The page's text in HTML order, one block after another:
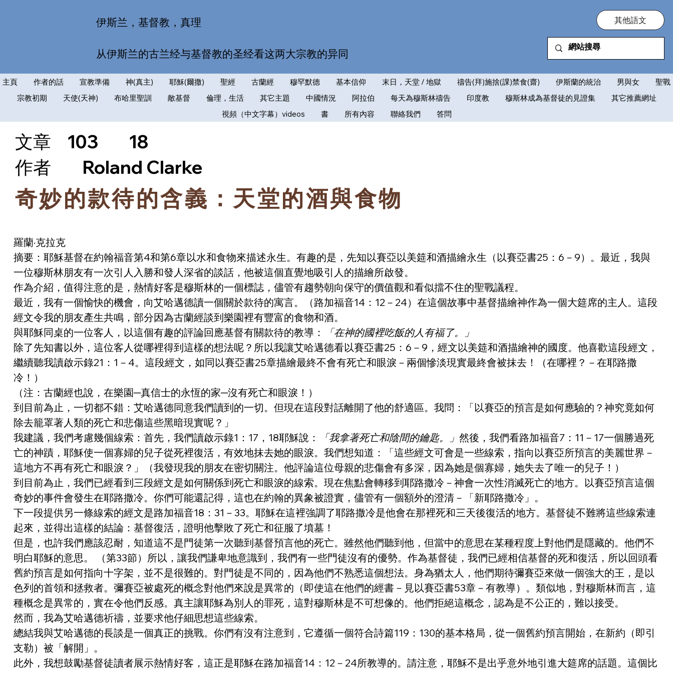
伊斯兰，基督教，真理
从伊斯兰的古兰经与基督教的圣经看这两大宗教的异同
其他語文
主頁 作者的話 宣教準備 神(真主) 耶穌(爾撒) 聖經 古蘭經 穆罕默德 基本信仰 末日，天堂 / 地獄 禱告(拜)施捨(課)禁食(齋) 伊斯蘭的統治 男與女
聖戰
宗教初期
天使(天神) 布哈里聖訓 敵基督 倫理，生活 其它主題 中國情況 阿拉伯 每天為穆斯林禱告 印度教 穆斯林成為基督徒的見證集
其它推薦網址
視頻（中文字幕）videos
書 所有內容 聯絡我們 答問
文章 103
18
​作者
Roland Clarke
奇妙的款待的含義：天堂的酒與食物
羅蘭·克拉克
摘要： 耶穌基督在約翰福音第4和第6章以水和食物來描述永生。有趣的是，先知以賽亞以美筵和酒描繪永生（以賽亞書25：6－9）。最近，我與
一位穆斯林朋友有一次引人入勝和發人深省的談話，他被這個直覺地吸引人的描繪所啟發。
作為介紹，值得注意的是，熱情好客是穆斯林的一個標誌，儘管有趨勢朝向保守的價值觀和看似擋不住的聖戰議程。
最近，我有一個愉快的機會，向艾哈邁德讀一個關於款待的寓言。（路加福音14：12－24）在這個故事中基督描繪神作為一個大筵席的主人。這段
經文令我的朋友產生共鳴，部分因為古蘭經談到樂園裡有豐富的食物和酒。
與耶穌同桌的一位客人，以這個有趣的評論回應基督有關款待的教導：
「在神的國裡吃飯的人有福了。」
除了先知書以外，這位客人從哪裡得到這樣的想法呢？所以我讓艾哈邁德看以賽亞書25：6－9，經文以美筵和酒描繪神的國度。他喜歡這段經文，
繼續聽我讀啟示錄21：1－4。這段經文，如同以賽亞書25章描繪最終不會有死亡和眼淚－兩個慘淡現實最終會被抹去！（在哪裡？－在耶路撒
冷！）
（注：古蘭經也說，在樂園─真信士的永恆的家─沒有死亡和眼淚！）
到目前為止，一切都不錯：艾哈邁德同意我們讀到的一切。但現在這段對話離開了他的舒適區。我問：「以賽亞的預言是如何應驗的？神究竟如何
除去籠罩著人類的死亡和悲傷這些黑暗現實呢？」
我建議，我們考慮幾個線索：首先，我們讀啟示錄1：17，18耶穌說：
「我拿著死亡和陰間的鑰匙。」 然後，我們看路加福音7：11－17一個勝過死
亡的神蹟，耶穌使一個寡婦的兒子從死裡復活，有效地抹去她的眼淚。我們想知道：「這些經文可會是一些線索，指向以賽亞所預言的美麗世界－
這地方不再有死亡和眼淚？」（我發現我的朋友在密切關注。他評論這位母親的悲傷會有多深，因為她是個寡婦，她失去了唯一的兒子！）
到目前為止，我們已經看到三段經文是如何關係到死亡和眼淚的線索。現在焦點會轉移到耶路撒冷－神會一次性消滅死亡的地方。以賽亞預言這個
奇妙的事件會發生在耶路撒冷。你們可能還記得，這也在約翰的異象被證實，儘管有一個額外的澄清－「新耶路撒冷」。
下一段提供另一條線索的經文是路加福音18：31－33。耶穌在這裡強調了耶路撒冷是他會在那裡死和三天後復活的地方。基督徒不難將這些線索連
起來，並得出這樣的結論：基督復活，證明他擊敗了死亡和征服了墳墓！
但是，也許我們應該忍耐，知道這不是門徒第一次聽到基督預言他的死亡。雖然他們聽到他，但當中的意思在某種程度上對他們是隱藏的。他們不
明白耶穌的意思。 （第33節）所以，讓我們謙卑地意識到，我們有一些門徒沒有的優勢。作為基督徒，我們已經相信基督的死和復活，所以回頭看
舊約預言是如何指向十字架，並不是很難的。對門徒是不同的，因為他們不熟悉這個想法。身為猶太人，他們期待彌賽亞來做一個強大的王，是以
色列的首領和拯救者。彌賽亞被處死的概念對他們來說是異常的（即使這在他們的經書－見以賽亞書53章－有教導）。類似地，對穆斯林而言，這
種概念是異常的，實在令他們反感。真主讓耶穌為別人的罪死，這對穆斯林是不可想像的。他們拒絕這概念，認為是不公正的，難以接受。
然而，我為艾哈邁德祈禱，並要求他仔細思想這些線索。
總結我與艾哈邁德的長談是一個真正的挑戰。你們有沒有注意到，它遵循一個符合詩篇119：130的基本格局，從一個舊約預言開始，在新約（即引
支勒）被「解開」。
此外，我想鼓勵基督徒讀者展示熱情好客，這正是耶穌在路加福音14：12－24所教導的。請注意，耶穌不是出乎意外地引進大筵席的話題。這個比